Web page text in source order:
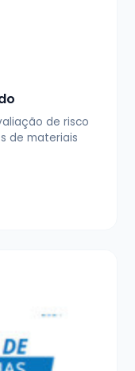
de risco
de materiais